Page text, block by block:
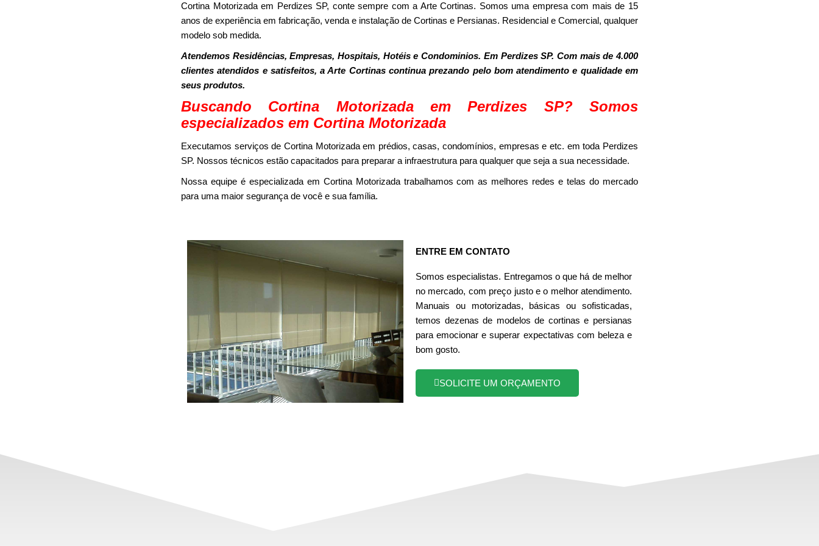
Cortina Motorizada em Perdizes SP, conte sempre com a Arte Cortinas. Somos uma empresa com mais de 15
anos de experiência em fabricação, venda e instalação de Cortinas e Persianas. Residencial e Comercial, qualquer
modelo sob medida.
Atendemos Residências, Empresas, Hospitais, Hotéis e Condominios. Em Perdizes SP. Com mais de 4.000
clientes atendidos e satisfeitos, a Arte Cortinas continua prezando pelo bom atendimento e qualidade em
seus produtos.
Buscando Cortina Motorizada em Perdizes SP? Somos
especializados em Cortina Motorizada
Executamos serviços de Cortina Motorizada em prédios, casas, condomínios, empresas e etc. em toda Perdizes
SP. Nossos técnicos estão capacitados para preparar a infraestrutura para qualquer que seja a sua necessidade.
Nossa equipe é especializada em Cortina Motorizada trabalhamos com as melhores redes e telas do mercado
para uma maior segurança de você e sua família.
ENTRE EM CONTATO
Somos especialistas. Entregamos o que há de melhor
no mercado, com preço justo e o melhor atendimento.
Manuais ou motorizadas, básicas ou sofisticadas,
temos dezenas de modelos de cortinas e persianas
para emocionar e superar expectativas com beleza e
bom gosto.
SOLICITE UM ORÇAMENTO